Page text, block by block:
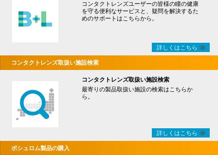
コンタクトレンズユーザーの皆様の瞳の健康
を守る便利なサービスと、疑問を解決するた
めのサポートはこちらから。
詳しくはこちら
コンタクトレンズ取扱い施設検索
コンタクトレンズ取扱い施設検索
最寄りの製品取扱い施設の検索はこちらか
ら。
詳しくはこちら
ボシュロム製品の購入